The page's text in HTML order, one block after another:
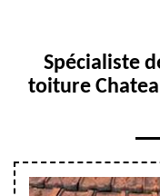
Spécialiste
toiture